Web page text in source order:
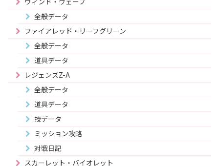
全般データ
ファイアレッド・リーフグリーン
全般データ
道具データ
レジェンズZ-A
全般データ
道具データ
技データ
ミッション攻略
対戦日記
スカーレット・バイオレット